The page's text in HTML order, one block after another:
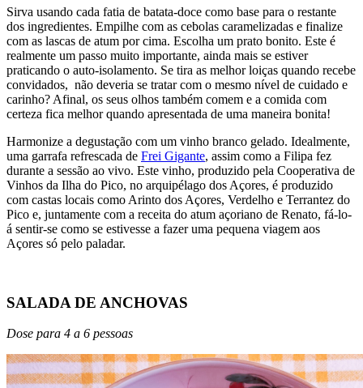
Sirva usando cada fatia de batata-doce como base para o restante
dos ingredientes. Empilhe com as cebolas caramelizadas e finalize
com as lascas de atum por cima. Escolha um prato bonito. Este é
realmente um passo muito importante, ainda mais se estiver
praticando o auto-isolamento. Se tira as melhor loiças quando recebe
convidados, não deveria se tratar com o mesmo nível de cuidado e
carinho? Afinal, os seus olhos também comem e a comida com
certeza fica melhor quando apresentada de uma maneira bonita!
Harmonize a degustação com um vinho branco gelado. Idealmente,
uma garrafa refrescada de Frei Gigante, assim como a Filipa fez
durante a sessão ao vivo. Este vinho, produzido pela Cooperativa de
Vinhos da Ilha do Pico, no arquipélago dos Açores, é produzido
com castas locais como Arinto dos Açores, Verdelho e Terrantez do
Pico e, juntamente com a receita do atum açoriano de Renato, fá-lo-
á sentir-se como se estivesse a fazer uma pequena viagem aos
Açores só pelo paladar.
SALADA DE ANCHOVAS
Dose para 4 a 6 pessoas